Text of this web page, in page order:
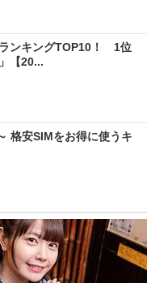
ランキングTOP10！ 1位
【20...
格安SIMをお得に使うキ